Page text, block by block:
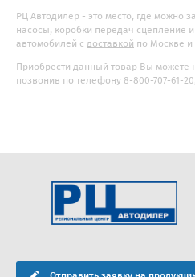
РЦ Автодилер - это место, где можно
насосы, коробки передач сцепление
автомобилей с доставкой по Москве и
Приобрести данный товар Вы можете
позвонив по телефону 8-800-707-61-